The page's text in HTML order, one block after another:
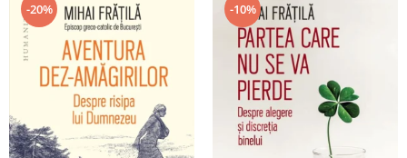
Dezvoltare Personală
Diete și Fitness
Familie și Cuplu
Hobby și Divertisment
Istorie și Civilizații
-20% -10%